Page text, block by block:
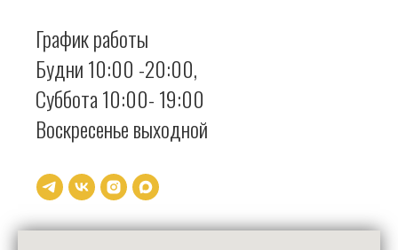
График работы
Будни 10:00 -20:00,
Суббота 10:00- 19:00
Воскресенье выходной